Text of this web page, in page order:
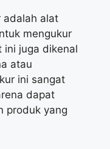
adalah alat
mengukur
ini juga dikenal
atau
ini sangat
dapat
produk yang